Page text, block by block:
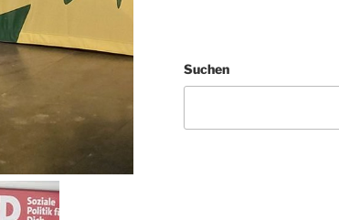
Suchen